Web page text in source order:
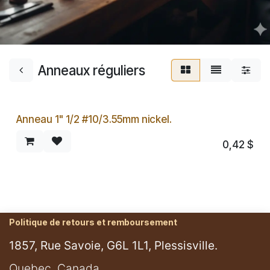
Anneaux réguliers
Anneau 1" 1/2 #10/3.55mm nickel.
0,42 $
Politique de retours et remboursement
1857, Rue Savoie, G6L 1L1, Plessisville.